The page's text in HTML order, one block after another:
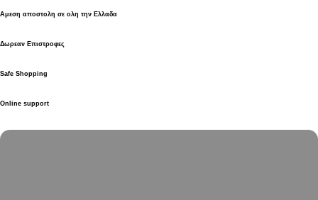
Αμεση αποστολη σε ολη την Ελλαδα
Δωρεαν Επιστροφες
Safe Shopping
Online support